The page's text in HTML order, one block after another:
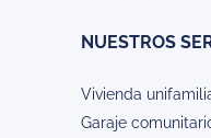
NUESTROS
Vivienda
Garaje